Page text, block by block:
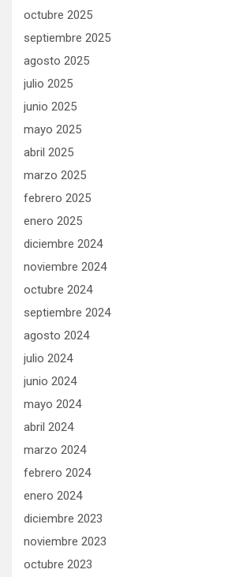
octubre 2025
septiembre 2025
agosto 2025
julio 2025
junio 2025
mayo 2025
abril 2025
marzo 2025
febrero 2025
enero 2025
diciembre 2024
noviembre 2024
octubre 2024
septiembre 2024
agosto 2024
julio 2024
junio 2024
mayo 2024
abril 2024
marzo 2024
febrero 2024
enero 2024
diciembre 2023
noviembre 2023
octubre 2023